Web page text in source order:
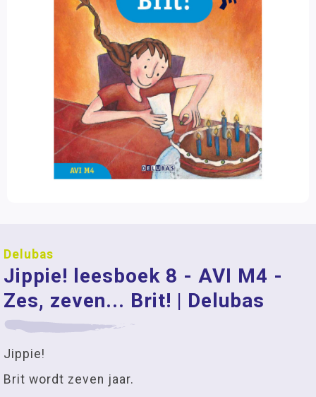
Delubas
Jippie! leesboek 8 - AVI M4 -
Zes, zeven... Brit! | Delubas
Jippie!
Brit wordt zeven jaar.